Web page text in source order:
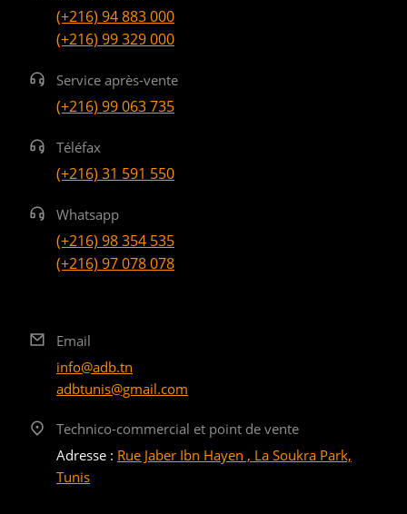
(+216) 94 883 000
(+216) 99 329 000
Service après-vente
(+216) 99 063 735
Téléfax
(+216) 31 591 550
Whatsapp
(+216) 98 354 535
(+216) 97 078 078
Email
info@adb.tn
adbtunis@gmail.com
Technico-commercial et point de vente
Adresse : Rue Jaber Ibn Hayen , La Soukra Park,
Tunis